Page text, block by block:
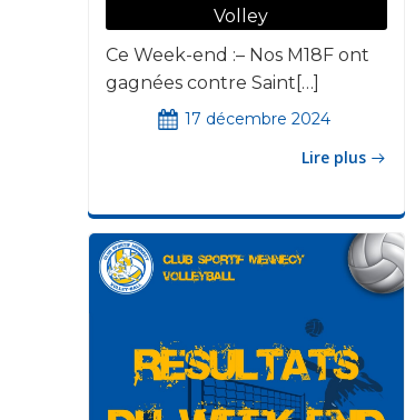
Volley
Ce Week-end :– Nos M18F ont
gagnées contre Saint[…]
17 décembre 2024
Lire plus